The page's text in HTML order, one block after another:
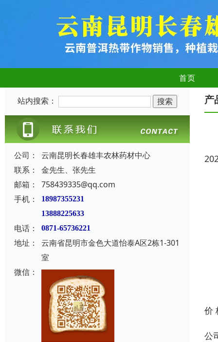
首页
站内搜索：
公司：
云南昆明长春雄丰农林药材中心
联系：
金先生、张先生
邮箱：
758439335@qq.com
手机：
18987355231
13888225633
电话： 0871-65736221
地址：
云南省昆明市金色大道怡泰A区2栋1-301
室
微信：
产
价
公